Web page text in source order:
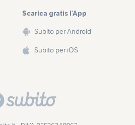
Scarica gratis l’App
Subito per Android
Subito per iOS